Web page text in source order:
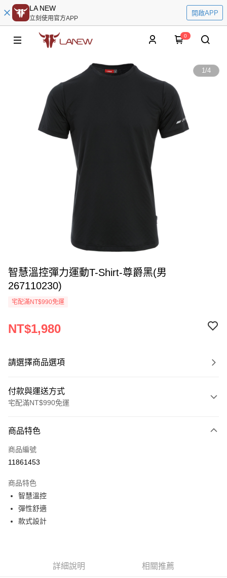
LA NEW
立刻使用官方APP
開啟APP
0
1/4
智慧溫控彈力運動T-Shirt-尊爵黑(男
267110230)
宅配滿NT$990免運
NT$1,980
請選擇商品選項
付款與運送方式
宅配滿NT$990免運
信用卡一次付款
LINE Pay
悠遊付
Google Pay
商品特色
商品編號
11861453
商品特色
智慧溫控
彈性舒適
款式設計
詳細說明 相關推薦